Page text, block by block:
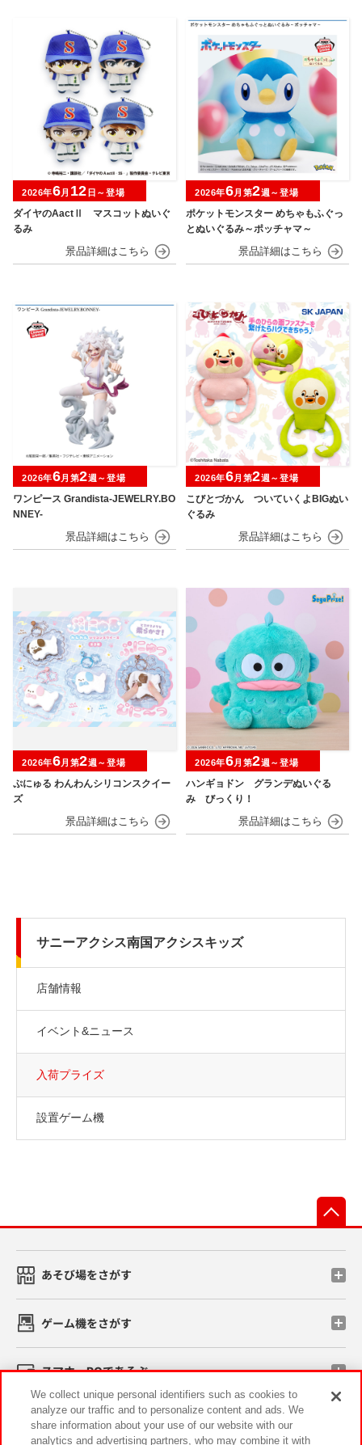
ダイヤのAactⅡ マスコットぬいぐ
るみ
2026年6月 12 日～登場
ポケットモンスター めちゃもふぐっ
とぬいぐるみ～ポッチャマ～
2026年6月第2週～登場
ワンピース Grandista-JEWELRY.BO
NNEY-
2026年6月第2週～登場
こびとづかん ついていくよBIGぬい
ぐるみ
2026年6月第2週～登場
ぷにゅる わんわんシリコンスクイー
ズ
2026年6月第2週～登場
ハンギョドン グランデぬいぐる
み びっくり！
2026年6月第2週～登場
サニーアクシス南国アクシスキッズ
店舗情報
イベント&ニュース
入荷プライズ
設置ゲーム機
あそび場をさがす
ゲーム機をさがす
スマホ・PCであそぶ
イベント・キャンペーン
We collect unique personal identifiers such as cookies to
analyze our traffic and to personalize content and ads. We
share information about your use of our website with our
analytics and advertising partners, who may combine it with